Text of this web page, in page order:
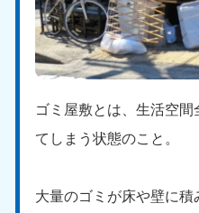
ゴミ屋敷とは、生活空
てしまう状態のこと。
大量のゴミが床や壁に